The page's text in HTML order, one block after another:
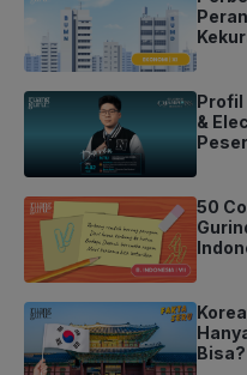
Profil
&
50
Bisa?